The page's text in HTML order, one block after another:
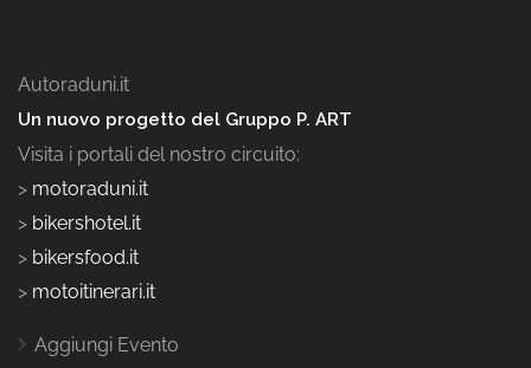
Autoraduni.it
Un nuovo progetto del Gruppo P. ART
Visita i portali del nostro circuito:
> motoraduni.it
> bikershotel.it
> bikersfood.it
> motoitinerari.it
Aggiungi Evento